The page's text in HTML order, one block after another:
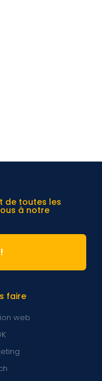
faire
web
de toutes les
à notre